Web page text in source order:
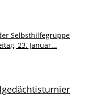
Selbsthilfegruppe
23. Januar...